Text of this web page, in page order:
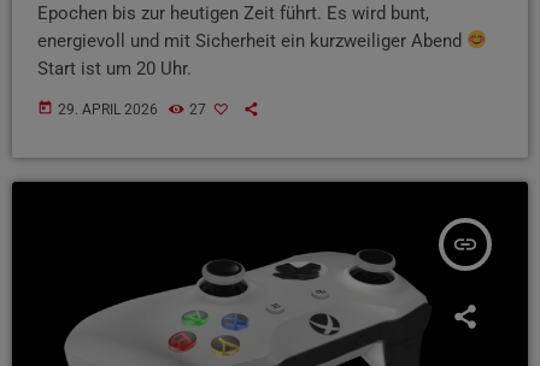
Epochen bis zur heutigen Zeit führt. Es wird bunt,
energievoll und mit Sicherheit ein kurzweiliger Abend
Start ist um 20 Uhr.
today 29. APRIL 2026 27
insert_link